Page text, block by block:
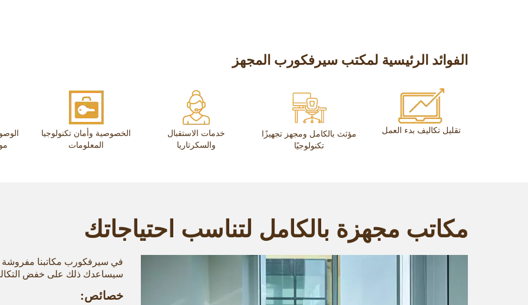
الفوائد الرئيسية لمكتب سيرفكورب المجهز
تقليل تكاليف بدء العمل
مؤثث بالكامل ومجهز تجهيزًا
تكنولوجيًا
خدمات الاستقبال
والسكرتاريا
الخصوصية وأمان تكنولوجيا
المعلومات
مكاتب مجهزة بالكامل لتناسب احتياجاتك
في سيرفكورب مكاتبنا مفروشة
سيساعدك ذلك على خفض
خصائص: